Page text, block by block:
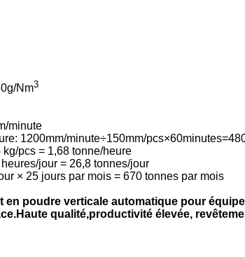
Nm3
minute
1200mm/minute÷150mm/
pcs = 1,68 tonne/heure
jour = 26,8 tonnes/jour
× 25 jours par mois = 670 tonnes par mois
poudre verticale automatique pour
qualité,productivité élevée,